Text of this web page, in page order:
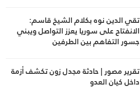
تقي الدين نوه بكلام الشيخ قاسم:
الانفتاح على سوريا يعزز التواصل ويبني
جسور التفاهم بين الطرفين
تقرير مصور | حادثة مجدل زون تكشف أزمة
داخل كيان العدو